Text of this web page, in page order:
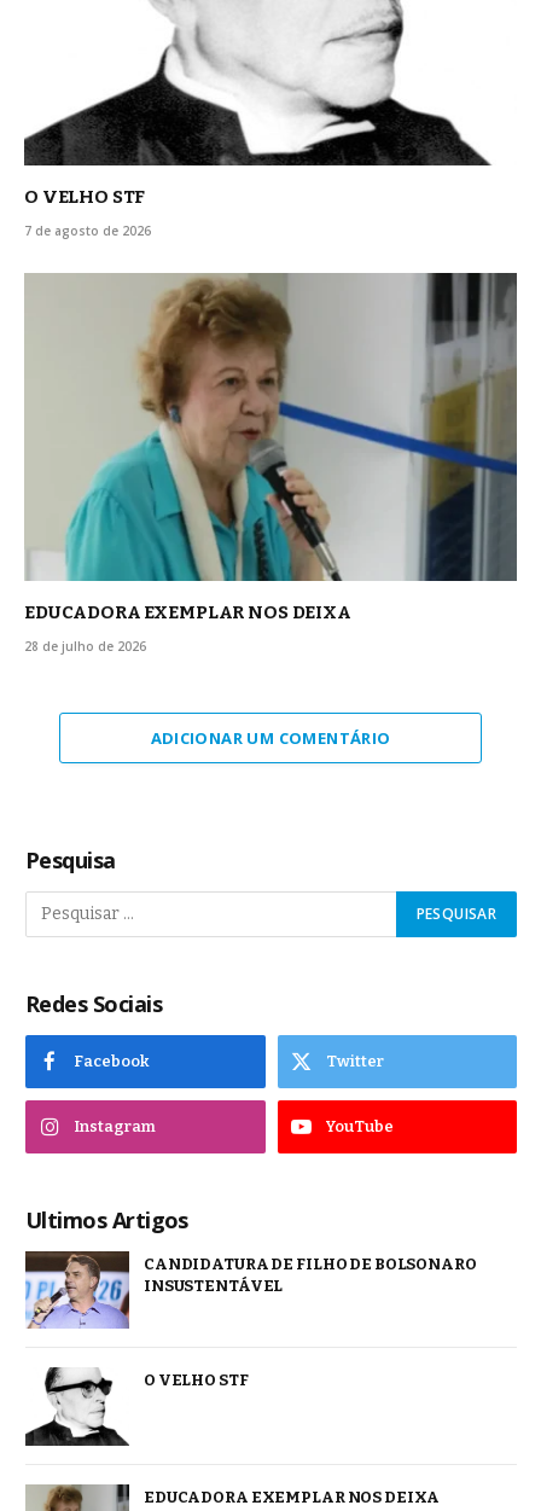
O VELHO STF
7 de agosto de 2026
EDUCADORA EXEMPLAR NOS DEIXA
28 de julho de 2026
ADICIONAR UM COMENTÁRIO
Pesquisa
Redes Sociais
Facebook Twitter
Instagram YouTube
Ultimos Artigos
CANDIDATURA DE FILHO DE BOLSONARO
INSUSTENTÁVEL
O VELHO STF
EDUCADORA EXEMPLAR NOS DEIXA